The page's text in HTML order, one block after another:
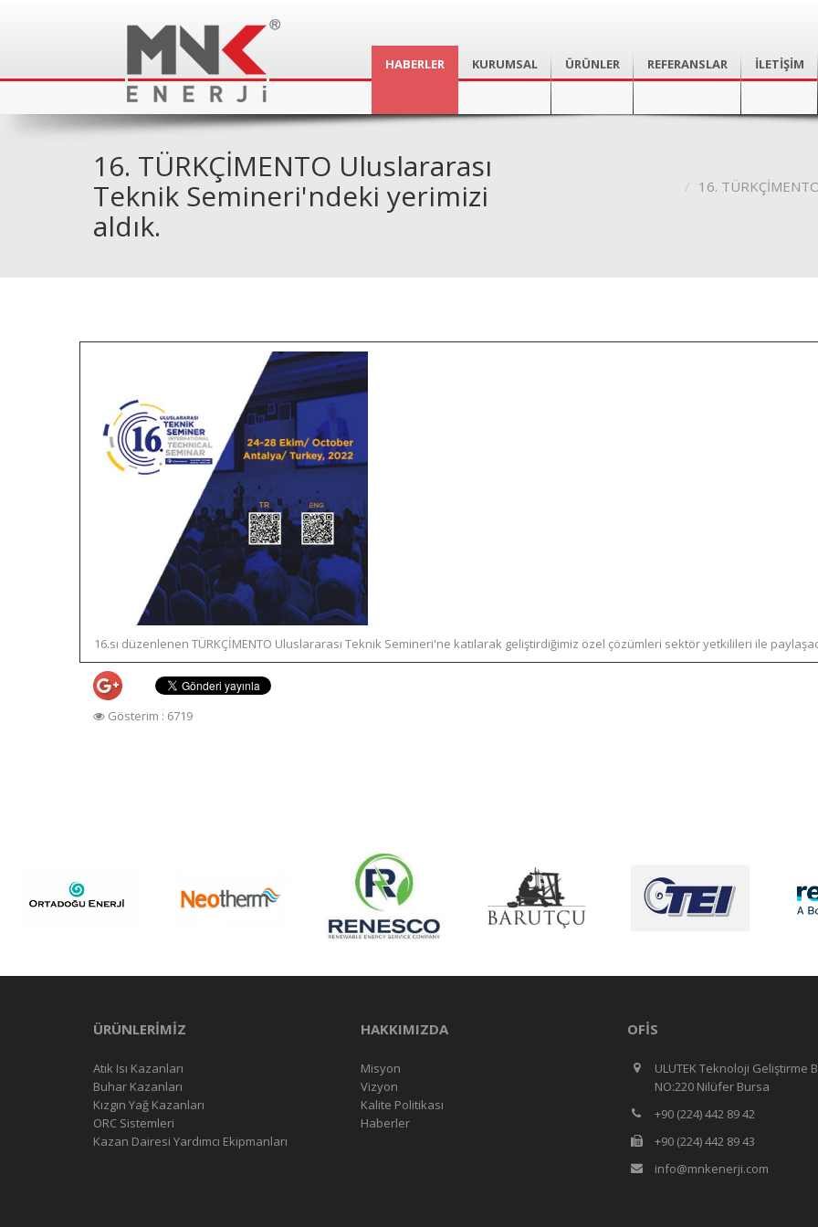
HABERLER KURUMSAL ÜRÜNLER REFERANSLAR İLETİŞİM
16. TÜRKÇİMENTO Uluslararası
Teknik Semineri'ndeki yerimizi
aldık.
16.
16.sı düzenlenen TÜRKÇİMENTO Uluslararası Teknik Semineri'ne katılarak geliştirdiğimiz özel çözümleri sektör yetkilileri ile
Gösterim : 6719
ÜRÜNLERİMİZ
Atık Isı Kazanları
Buhar Kazanları
Kızgın Yağ Kazanları
ORC Sistemleri
Kazan Dairesi Yardımcı Ekipmanları
HAKKIMIZDA
Misyon
Vizyon
Kalite Politikası
Haberler
OFIS
ULUTEK Teknoloji Geliştirme
NO:220 Nilüfer Bursa
+90 (224) 442 89 42
+90 (224) 442 89 43
info@mnkenerji.com